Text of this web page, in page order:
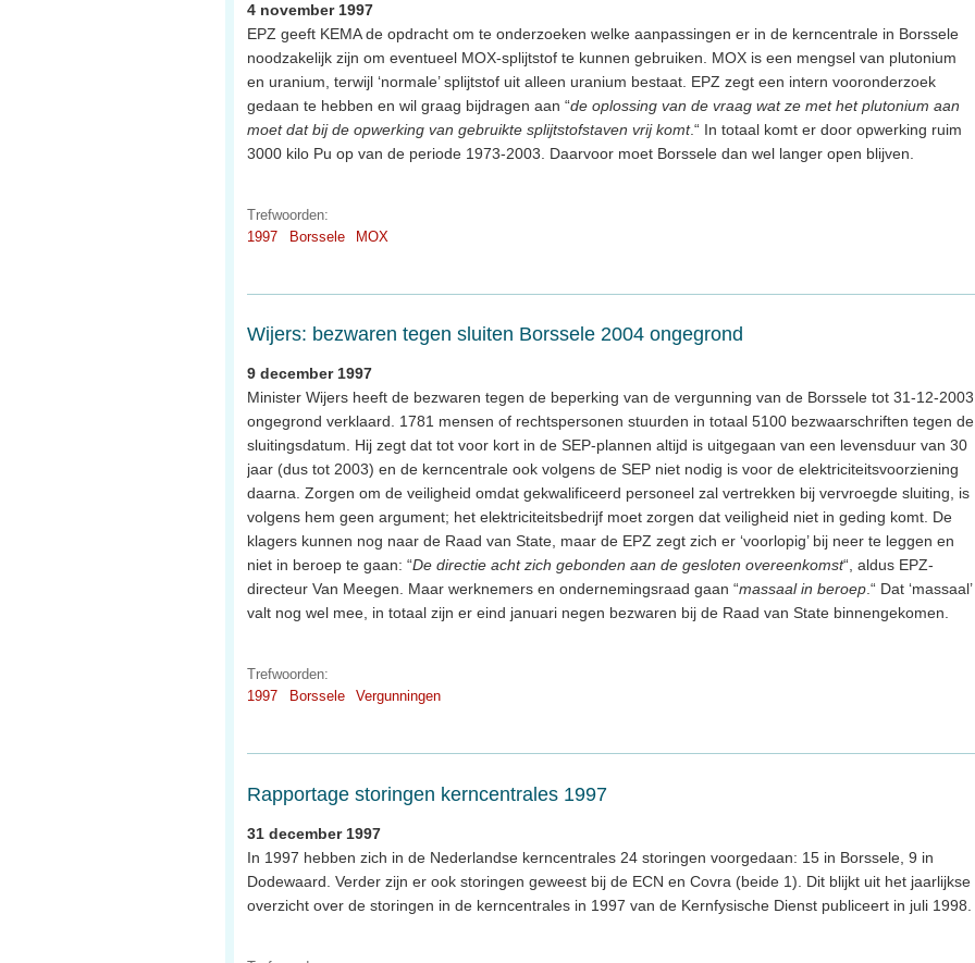
4 november 1997
EPZ geeft KEMA de opdracht om te onderzoeken welke aanpassingen er in de kerncentrale in Borssele
noodzakelijk zijn om eventueel MOX-splijtstof te kunnen gebruiken. MOX is een mengsel van plutonium
en uranium, terwijl ‘normale’ splijtstof uit alleen uranium bestaat. EPZ zegt een intern vooronderzoek
gedaan te hebben en wil graag bijdragen aan “de oplossing van de vraag wat ze met het plutonium aan
moet dat bij de opwerking van gebruikte splijtstofstaven vrij komt.“ In totaal komt er door opwerking ruim
3000 kilo Pu op van de periode 1973-2003. Daarvoor moet Borssele dan wel langer open blijven.
Trefwoorden:
1997
Borssele MOX
Wijers: bezwaren tegen sluiten Borssele 2004 ongegrond
9 december 1997
Minister Wijers heeft de bezwaren tegen de beperking van de vergunning van de Borssele tot 31-12-2003
ongegrond verklaard. 1781 mensen of rechtspersonen stuurden in totaal 5100 bezwaarschriften tegen de
sluitingsdatum. Hij zegt dat tot voor kort in de SEP-plannen altijd is uitgegaan van een levensduur van 30
jaar (dus tot 2003) en de kerncentrale ook volgens de SEP niet nodig is voor de elektriciteitsvoorziening
daarna. Zorgen om de veiligheid omdat gekwalificeerd personeel zal vertrekken bij vervroegde sluiting, is
volgens hem geen argument; het elektriciteitsbedrijf moet zorgen dat veiligheid niet in geding komt. De
klagers kunnen nog naar de Raad van State, maar de EPZ zegt zich er ‘voorlopig’ bij neer te leggen en
niet in beroep te gaan: “De directie acht zich gebonden aan de gesloten overeenkomst“, aldus EPZ-
directeur Van Meegen. Maar werknemers en ondernemingsraad gaan “massaal in beroep.“ Dat ‘massaal’
valt nog wel mee, in totaal zijn er eind januari negen bezwaren bij de Raad van State binnengekomen.
Trefwoorden:
1997
Borssele Vergunningen
Rapportage storingen kerncentrales 1997
31 december 1997
In 1997 hebben zich in de Nederlandse kerncentrales 24 storingen voorgedaan: 15 in Borssele, 9 in
Dodewaard. Verder zijn er ook storingen geweest bij de ECN en Covra (beide 1). Dit blijkt uit het jaarlijkse
overzicht over de storingen in de kerncentrales in 1997 van de Kernfysische Dienst publiceert in juli 1998.